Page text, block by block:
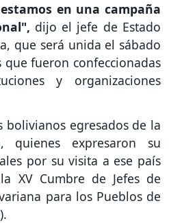
en una campaña
dijo el jefe de Estado
que será unida el sábado
que fueron confeccionadas
y organizaciones
bolivianos egresados de la
quienes expresaron su
por su visita a ese país
XV Cumbre de Jefes de
para los Pueblos de